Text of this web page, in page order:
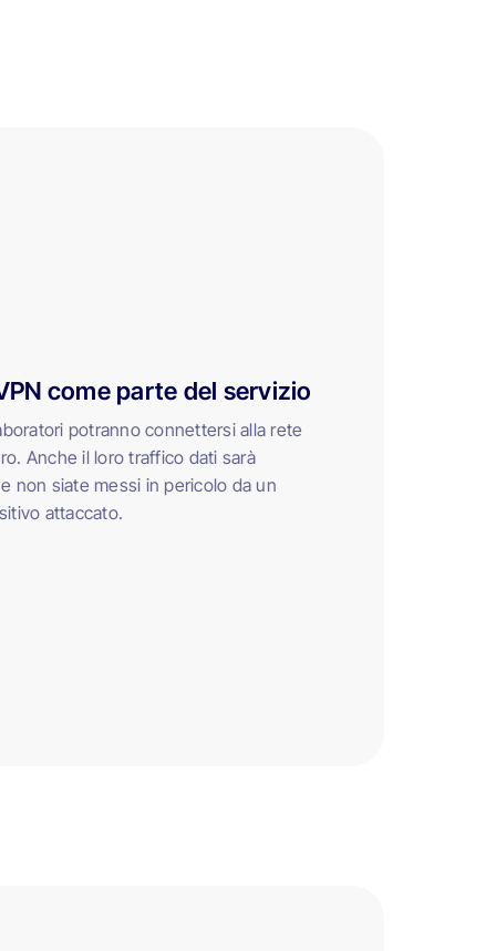
come parte del servizio
potranno connettersi alla rete
Anche il loro traffico dati sarà
non siate messi in pericolo da un
attaccato.